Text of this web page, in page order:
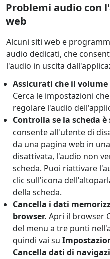
Problemi audio con
web
Alcuni siti web e
audio dedicati, che
l'audio in uscita
Assicurati che il
Cerca le impostazioni
regolare l'audio
Controlla se la scheda
consente all'utente di
da una pagina web in
disattivata, l'audio non
scheda. Puoi riattivare
clic sull'icona
della scheda.
Cancella i dati
browser. Apri il browser
del menu a tre punti
quindi vai su
Cancella dati di